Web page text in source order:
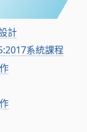
計
系統課程